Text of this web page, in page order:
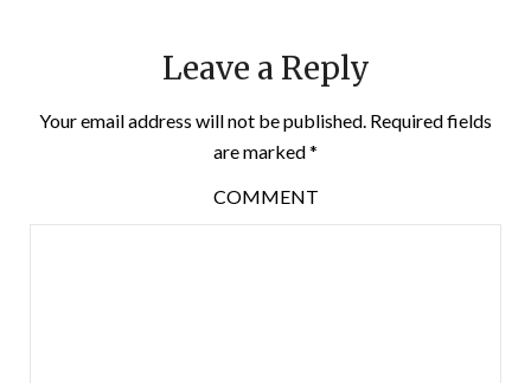
Leave a Reply
Your email address will not be published. Required fields
are marked*
COMMENT